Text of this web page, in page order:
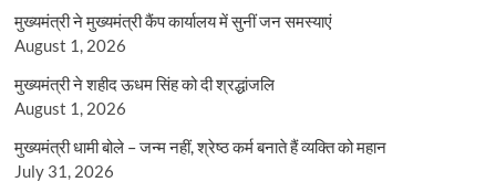
मुख्यमंत्री ने मुख्यमंत्री कैंप कार्यालय में सुनीं जन समस्याएं
August 1, 2026
मुख्यमंत्री ने शहीद ऊधम सिंह को दी श्रद्धांजलि
August 1, 2026
मुख्यमंत्री धामी बोले – जन्म नहीं, श्रेष्ठ कर्म बनाते हैं व्यक्ति को महान
July 31, 2026